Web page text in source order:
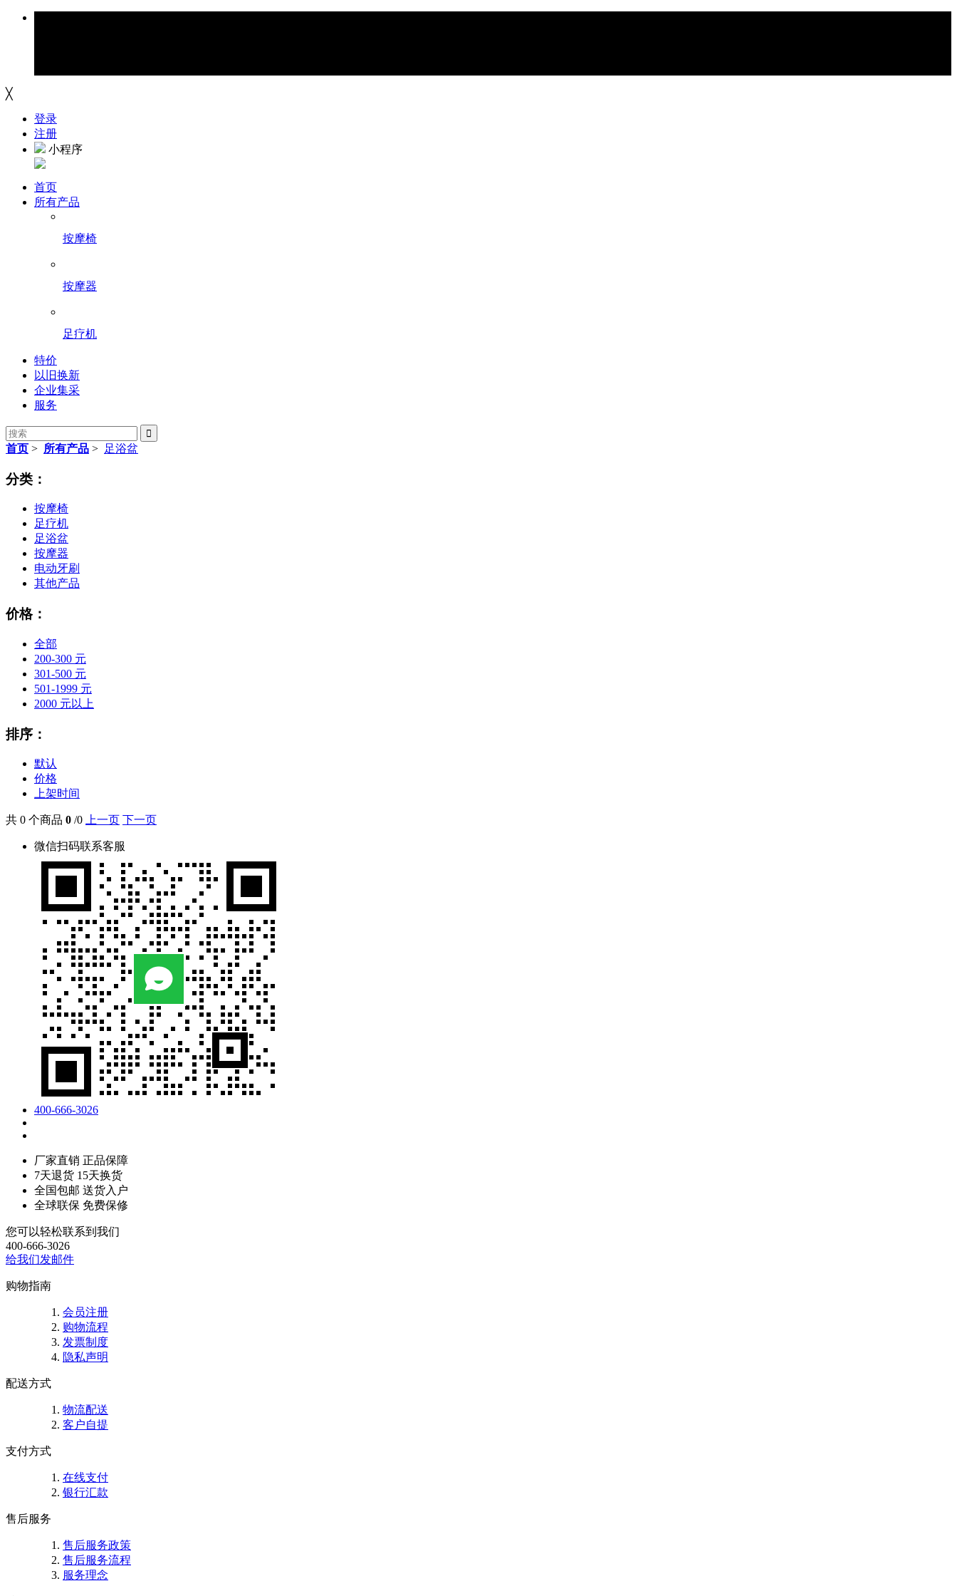
╳
登录
注册
小程序
首页
所有产品
按摩椅
按摩器
足疗机
特价
以旧换新
企业集采
服务

首页 > 所有产品 > 足浴盆
分类：
按摩椅
足疗机
足浴盆
按摩器
电动牙刷
其他产品
价格：
全部
200-300 元
301-500 元
501-1999 元
2000 元以上
排序：
默认
价格
上架时间
共 0 个商品 0 /0 上一页 下一页
微信扫码联系客服
400-666-3026
厂家直销 正品保障
7天退货 15天换货
全国包邮 送货入户
全球联保 免费保修
您可以轻松联系到我们
400-666-3026
给我们发邮件
购物指南
会员注册
购物流程
发票制度
隐私声明
配送方式
物流配送
客户自提
支付方式
在线支付
银行汇款
售后服务
售后服务政策
售后服务流程
服务理念